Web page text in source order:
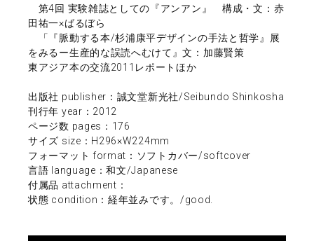
第4回 実験雑誌としての『アンアン』 構成・文：赤
田祐一×ばるぼら
「『脈動する本/杉浦康平デザインの手法と哲学』展
をみるー生産的な誤読へむけて』文：加藤賢策
東アジア本の交流2011レポートほか
出版社 publisher：誠文堂新光社/Seibundo Shinkosha
刊行年 year：2012
ページ数 pages：176
サイズ size：H296×W224mm
フォーマット format：ソフトカバー/softcover
言語 language：和文/Japanese
付属品 attachment：
状態 condition：経年並みです。/good.